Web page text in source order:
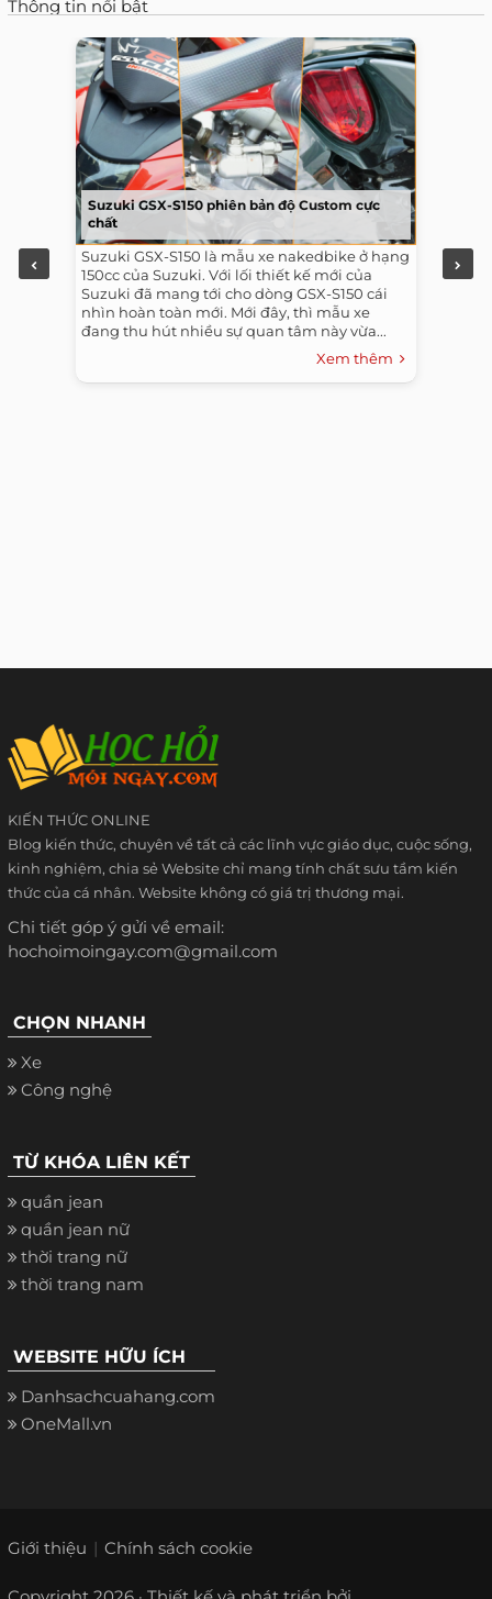
Thông tin nổi bật
Suzuki GSX-S150 phiên bản độ Custom cực
chất
Suzuki GSX-S150 là mẫu xe nakedbike ở hạng
150cc của Suzuki. Với lối thiết kế mới của
Suzuki đã mang tới cho dòng GSX-S150 cái
nhìn hoàn toàn mới. Mới đây, thì mẫu xe
đang thu hút nhiều sự quan tâm này vừa...
Xem thêm
KIẾN THỨC ONLINE
Blog kiến thức, chuyên về tất cả các lĩnh vực giáo dục, cuộc sống,
kinh nghiệm, chia sẻ Website chỉ mang tính chất sưu tầm kiến
thức của cá nhân. Website không có giá trị thương mại.
Chi tiết góp ý gửi về email:
hochoimoingay.com@gmail.com
CHỌN NHANH
Xe
Công nghệ
TỪ KHÓA LIÊN KẾT
quần jean
quần jean nữ
thời trang nữ
thời trang nam
WEBSITE HỮU ÍCH
Danhsachcuahang.com
OneMall.vn
Giới thiệu Chính sách cookie